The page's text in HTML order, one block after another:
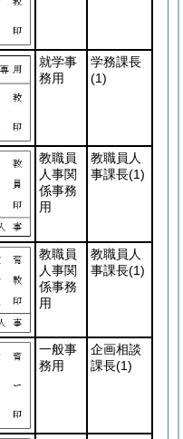
就学事
務用
学務課長
(1)
教職員
人事関
係事務
用
教職員人
事課長(1)
教職員
人事関
係事務
用
教職員人
事課長(1)
一般事
務用
企画相談
課長(1)